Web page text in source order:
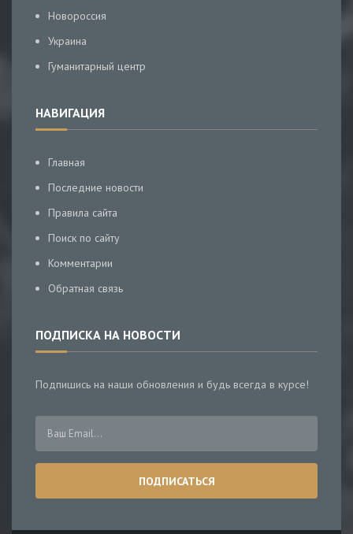
Новороссия
Украина
Гуманитарный центр
НАВИГАЦИЯ
Главная
Последние новости
Правила сайта
Поиск по сайту
Комментарии
Обратная связь
ПОДПИСКА НА НОВОСТИ
Подпишись на наши обновления и будь всегда в курсе!